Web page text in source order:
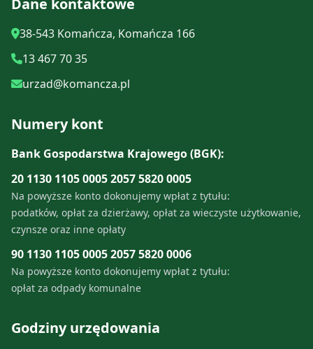
Dane kontaktowe
38-543 Komańcza, Komańcza 166
13 467 70 35
urzad@komancza.pl
Numery kont
Bank Gospodarstwa Krajowego (BGK):
20 1130 1105 0005 2057 5820 0005
Na powyższe konto dokonujemy wpłat z tytułu:
podatków, opłat za dzierżawy, opłat za wieczyste użytkowanie,
czynsze oraz inne opłaty
90 1130 1105 0005 2057 5820 0006
Na powyższe konto dokonujemy wpłat z tytułu:
opłat za odpady komunalne
Godziny urzędowania